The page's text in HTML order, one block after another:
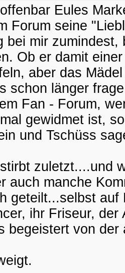
Eules
Forum seine
bei mir
Ob er damit
aber das
schon länger
Fan - Forum,
gewidmet ist,
und Tschüss
zuletzt....und
auch manche
geteilt...selbst
ihr Friseur,
begeistert von der